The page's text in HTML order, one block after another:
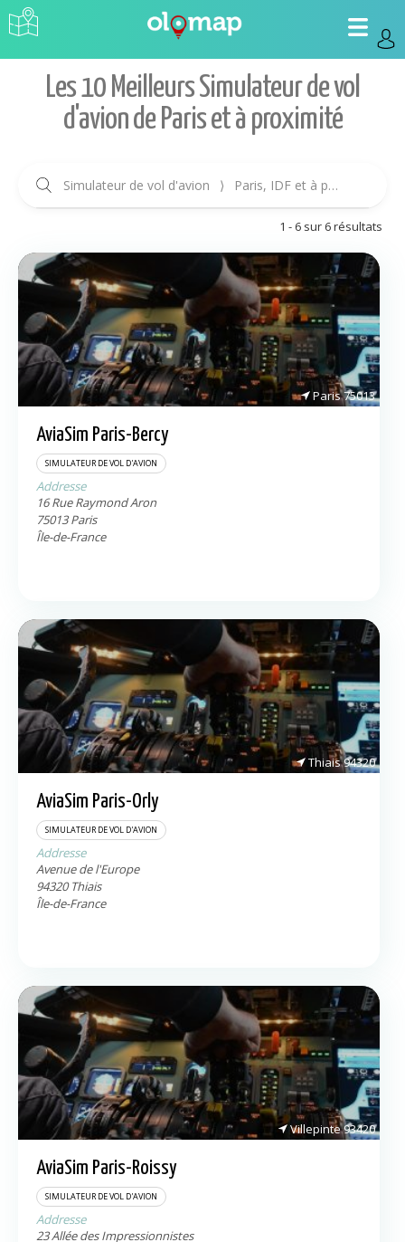
Les 10 Meilleurs Simulateur de vol
d'avion de Paris et à proximité
Simulateur de vol d'avion ⟩ Paris, IDF et à proximité
1 - 6 sur 6 résultats
Paris75013
AviaSim Paris-Bercy
SIMULATEUR DE VOL D'AVION
Addresse
16 Rue Raymond Aron
75013 Paris
Île-de-France
Thiais94320
AviaSim Paris-Orly
SIMULATEUR DE VOL D'AVION
Addresse
Avenue de l'Europe
94320 Thiais
Île-de-France
Villepinte93420
AviaSim Paris-Roissy
SIMULATEUR DE VOL D'AVION
Addresse
23 Allée des Impressionnistes